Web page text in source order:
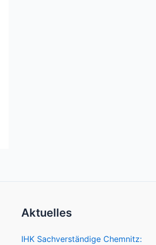
Aktuelles
IHK Sachverständige Chemnitz: